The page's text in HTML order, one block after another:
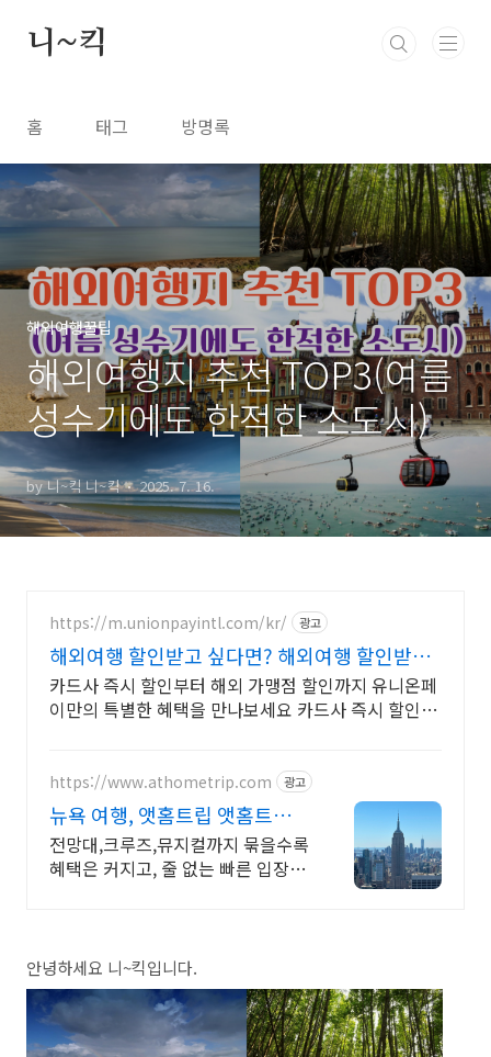
니~킥
홈 태그 방명록
해외여행꿀팁
해외여행지 추천 TOP3(여름
성수기에도 한적한 소도시)
by 니~킥 니~킥 2025. 7. 16.
https://m.unionpayintl.com/kr/ 광고
해외여행 할인받고 싶다면? 해외여행 할인받고
싶다면?
카드사 즉시 할인부터 해외 가맹점 할인까지 유니온페
이만의 특별한 혜택을 만나보세요 카드사 즉시 할인부
https://www.athometrip.com 광고
뉴욕 여행, 앳홈트립 앳홈트립이
다 챙겨드려요.
전망대,크루즈,뮤지컬까지 묶을수록
혜택은 커지고, 줄 없는 빠른 입장까
안녕하세요 니~킥입니다.